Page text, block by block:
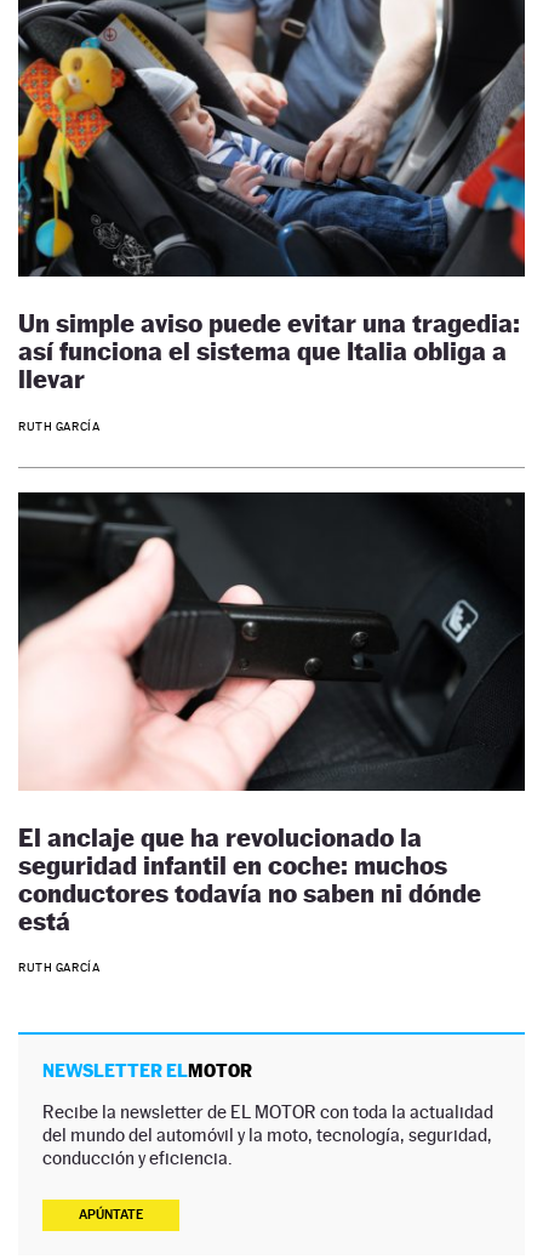
Un simple aviso puede evitar una tragedia:
así funciona el sistema que Italia obliga a
llevar
RUTH GARCÍA
El anclaje que ha revolucionado la
seguridad infantil en coche: muchos
conductores todavía no saben ni dónde
está
RUTH GARCÍA
NEWSLETTER ELMOTOR
Recibe la newsletter de EL MOTOR con toda la actualidad
del mundo del automóvil y la moto, tecnología, seguridad,
conducción y eficiencia.
APÚNTATE